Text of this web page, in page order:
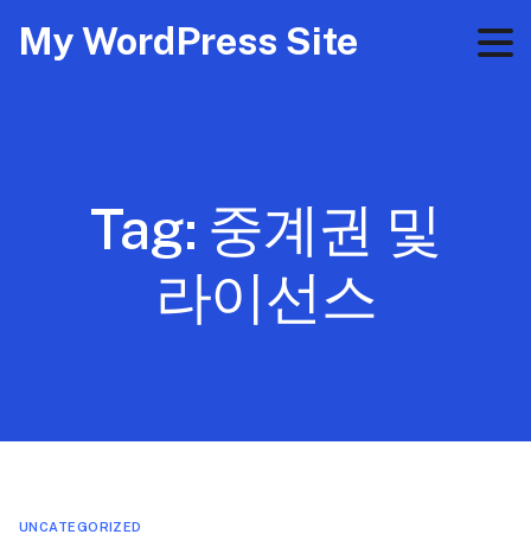
My WordPress Site
Tag: 중계권 및
라이선스
UNCATEGORIZED